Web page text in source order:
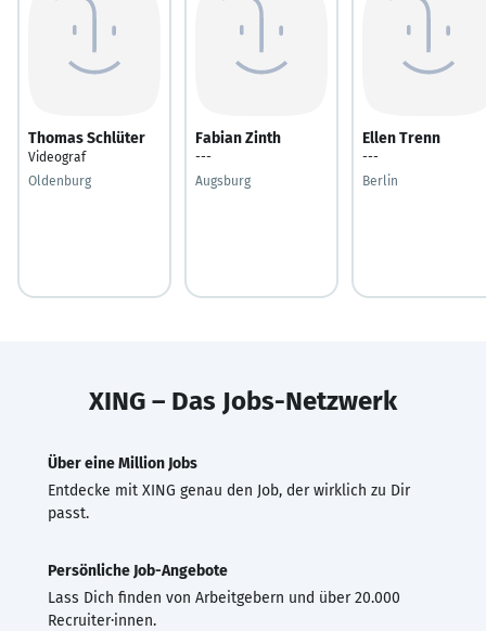
Thomas Schlüter
Videograf
Oldenburg
Fabian Zinth
---
Augsburg
Ellen Trenn
---
Berlin
XING – Das Jobs-Netzwerk
Über eine Million Jobs
Entdecke mit XING genau den Job, der wirklich zu Dir
passt.
Persönliche Job-Angebote
Lass Dich finden von Arbeitgebern und über 20.000
Recruiter·innen.